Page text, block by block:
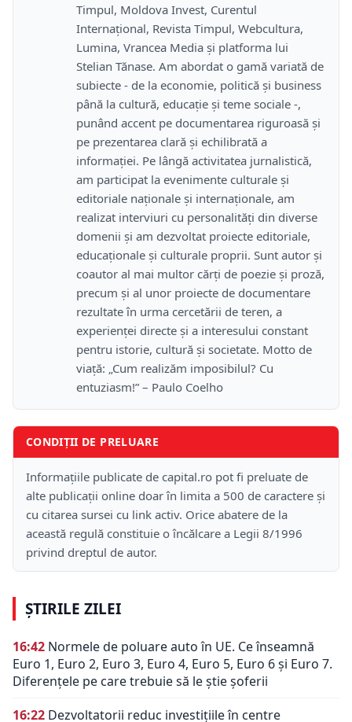
Timpul, Moldova Invest, Curentul
Internațional, Revista Timpul, Webcultura,
Lumina, Vrancea Media și platforma lui
Stelian Tănase. Am abordat o gamă variată de
subiecte - de la economie, politică și business
până la cultură, educație și teme sociale -,
punând accent pe documentarea riguroasă și
pe prezentarea clară și echilibrată a
informației. Pe lângă activitatea jurnalistică,
am participat la evenimente culturale și
editoriale naționale și internaționale, am
realizat interviuri cu personalități din diverse
domenii și am dezvoltat proiecte editoriale,
educaționale și culturale proprii. Sunt autor și
coautor al mai multor cărți de poezie și proză,
precum și al unor proiecte de documentare
rezultate în urma cercetării de teren, a
experienței directe și a interesului constant
pentru istorie, cultură și societate. Motto de
viață: „Cum realizăm imposibilul? Cu
entuziasm!” – Paulo Coelho
CONDIȚII DE PRELUARE
Informațiile publicate de capital.ro pot fi preluate de
alte publicații online doar în limita a 500 de caractere și
cu citarea sursei cu link activ. Orice abatere de la
această regulă constituie o încălcare a Legii 8/1996
privind dreptul de autor.
ȘTIRILE ZILEI
16:42 Normele de poluare auto în UE. Ce înseamnă
Euro 1, Euro 2, Euro 3, Euro 4, Euro 5, Euro 6 și Euro 7.
Diferențele pe care trebuie să le știe șoferii
16:22 Dezvoltatorii reduc investițiile în centre